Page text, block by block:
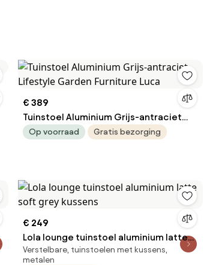
€ 389
Tuinstoel Aluminium Grijs-antraciet
Lifestyle Garden Furniture Luca
Op voorraad Gratis bezorging
€ 249
Lola lounge tuinstoel aluminium latte
soft grey kussens
Verstelbare, tuinstoelen met kussens,
metalen